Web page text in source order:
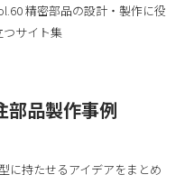
精密部品の設計・製作に役
つサイト集
品製作事例
に持たせるアイデアをまとめ